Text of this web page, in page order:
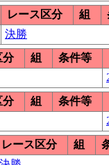
レース区分 組
決勝
分 組
条件等
分 組
条件等
レース区分 組